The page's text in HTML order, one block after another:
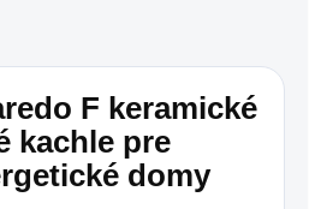
F keramické
kachle pre
domy